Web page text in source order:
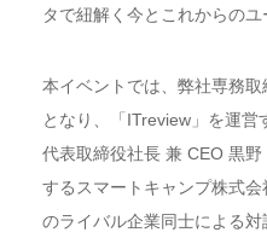
本イベントでは、弊社専務
となり、「ITreview」を運
代表取締役社長 兼 CEO 黒
するスマートキャンプ株式
のライバル企業同士による